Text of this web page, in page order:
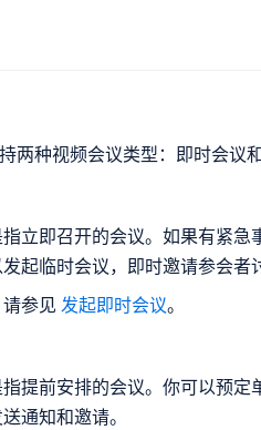
两种视频会议类型：即时会议
立即召开的会议。如果有紧急
起临时会议，即时邀请参会者
参见 发起即时会议。
提前安排的会议。你可以预定
通知和邀请。